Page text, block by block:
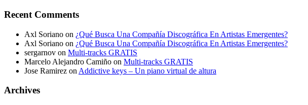
Recent Comments
Axl Soriano on ¿Qué Busca Una Compañía Discográfica En Artistas Emergentes?
Axl Soriano on ¿Qué Busca Una Compañía Discográfica En Artistas Emergentes?
sergarnov on Multi-tracks GRATIS
Marcelo Alejandro Camiño on Multi-tracks GRATIS
Jose Ramirez on Addictive keys – Un piano virtual de altura
Archives